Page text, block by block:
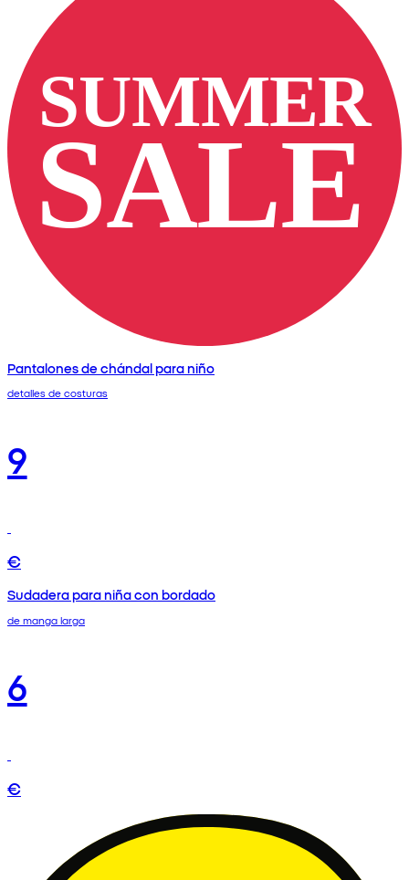
Pantalones de chándal para niño
detalles de costuras
9
€
Sudadera para niña con bordado
de manga larga
6
€